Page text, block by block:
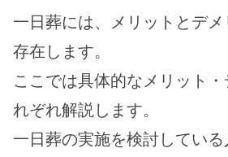
一日葬には、メリットとデ
存在します。
ここでは具体的なメリット
れぞれ解説します。
一日葬の実施を検討してい